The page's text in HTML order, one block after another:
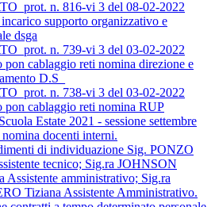
n. 816-vi 3 del 08-02-2022
supporto organizzativo e
dsga
n. 739-vi 3 del 03-02-2022
pon cablaggio reti nomina direzione e
D.S_
n. 738-vi 3 del 03-02-2022
pon cablaggio reti nomina RUP
Estate 2021 - sessione settembre
docenti interni.
di individuazione Sig. PONZO
tecnico; Sig.ra JOHNSON
Assistente amministrativo; Sig.ra
Tiziana Assistente Amministrativo.